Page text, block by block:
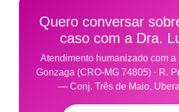
Quero conversar
caso com a Dra.
Atendimento humanizado com a
Gonzaga (CRO-MG 74805) · R.
— Conj. Três de Maio,